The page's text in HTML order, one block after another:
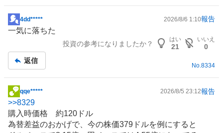
掲
事
4dd***** 2026/8/6 1:10報告
一気に落ちた
投資の参考になりましたか？
はい
21
いいえ
0
返信
No.8334
掲
示
板
記
qqe***** 2026/8/5 23:12報告
>>8329
購入時価格 約120ドル
為替差益のおかげで、今の株価379ドルを例にすると